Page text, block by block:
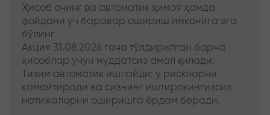
Ҳисоб очинг ва автоматик ҳимоя ҳамда
фойдани уч баравар ошириш имконига эга
бўлинг.
Акция 31.08.2026 гача тўлдирилган барча
ҳисоблар учун муддатсиз амал қилади.
Тизим автоматик ишлайди: у рискларни
камайтиради ва сизнинг иштирокингизсиз
натижаларни оширишга ёрдам беради.